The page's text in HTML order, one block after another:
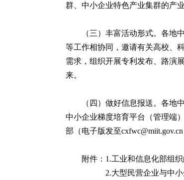
群、中小企业特色产业集群的产
（三）丰富活动形式。各地
等工作相协同，邀请有关高校、
需求，组织开展专利发布、路演
来。
（四）做好信息报送。各地
中小企业梯度培育平台（管理端
部（电子版发至
附件：1.工业和信息化部组
2.大型民营企业与中小